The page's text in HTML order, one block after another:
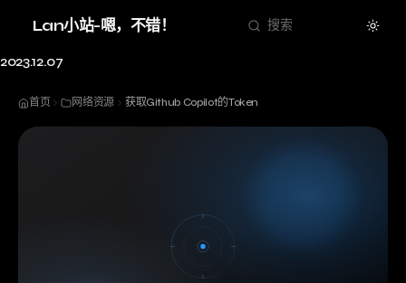
Lan小站-嗯，不错！ 搜索
Theme
2023.12.07
首页 网络资源 获取Github Copilot的Token